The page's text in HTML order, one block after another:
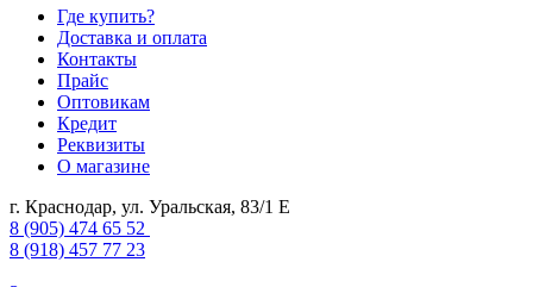
Где купить?
Доставка и оплата
Контакты
Прайс
Оптовикам
Кредит
Реквизиты
О магазине
г. Краснодар, ул. Уральская, 83/1 Е
8 (905) 474 65 52
8 (918) 457 77 23